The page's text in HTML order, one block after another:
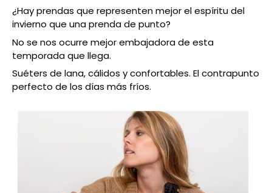
¿Hay prendas que representen mejor el espíritu del
invierno que una prenda de punto?
No se nos ocurre mejor embajadora de esta
temporada que llega.
Suéters de lana, cálidos y confortables. El contrapunto
perfecto de los días más fríos.